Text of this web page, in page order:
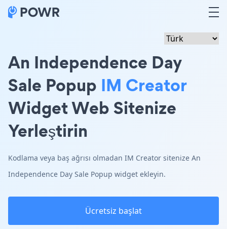
An Independence Day
Sale Popup IM Creator
Widget Web Sitenize
Yerleştirin
Kodlama veya baş ağrısı olmadan IM Creator sitenize An
Independence Day Sale Popup widget ekleyin.
Ücretsiz başlat